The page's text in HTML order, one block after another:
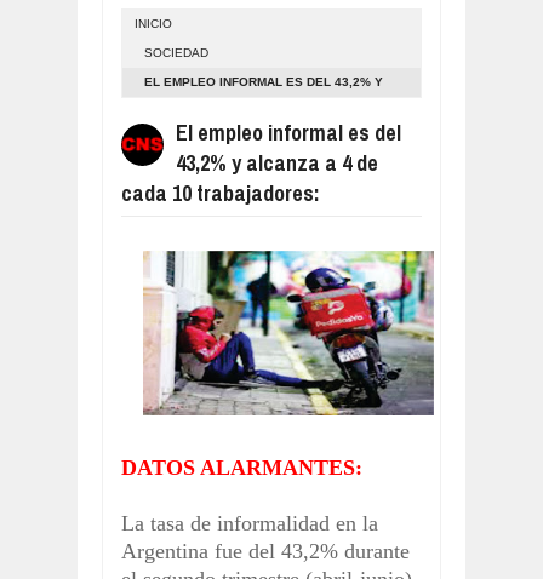
Aug 04, 2026
FACUNDO MOYANO QUEDÓ
RESUMEN DEL PARTIDO, VÉLEZ
Aug 04, 2026
RESUMEN DEL PARTIDO, BOCA LE
Aug 06, 2026
CONFIRMADO, EL PAPA LEÓN XIV
Aug 05, 2026
Aug 05,
INICIO
SOCIEDAD
EL EMPLEO INFORMAL ES DEL 43,2% Y
El empleo informal es del
43,2% y alcanza a 4 de
cada 10 trabajadores:
DATOS ALARMANTES:
La tasa de informalidad en la
Argentina fue del 43,2% durante